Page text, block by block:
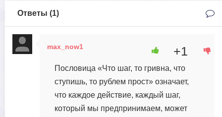
Ответы (1)
max_now1
Пословица «Что шаг, то гривна, что
ступишь, то рублем прост» означает,
что каждое действие, каждый шаг,
который мы предпринимаем, может
+1